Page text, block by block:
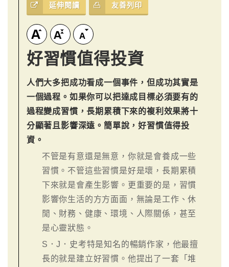
延伸閱讀 友善列印
好習慣值得投資
人們大多把成功看成一個事件，但成功其實是
一個過程。如果你可以把達成目標必須要有的
過程變成習慣，長期累積下來的複利效果將十
分顯著且影響深遠。簡單說，好習慣值得投
資。
不管是有意還是無意，你就是會養成一些
習慣。不管這些習慣是好是壞，長期累積
下來就是會產生影響。更重要的是，習慣
影響你生活的方方面面，無論是工作、休
閒、財務、健康、環境、人際關係，甚至
是心靈狀態。
S．J．史考特是知名的暢銷作家，他最擅
長的就是建立好習慣。他提出了一套「堆